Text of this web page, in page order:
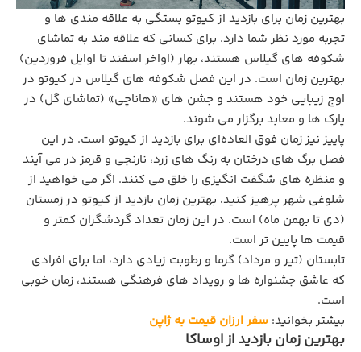
بهترین زمان برای بازدید از کیوتو بستگی به علاقه‌ مندی ‌ها و
تجربه‌ مورد نظر شما دارد. برای کسانی که علاقه ‌مند به تماشای
شکوفه‌ های گیلاس هستند، بهار (اواخر اسفند تا اوایل فروردین)
بهترین زمان است. در این فصل شکوفه‌ های گیلاس در کیوتو در
اوج زیبایی خود هستند و جشن‌ های «هاناچی» (تماشای گل) در
پارک ‌ها و معابد برگزار می ‌شوند.
پاییز نیز زمان فوق‌ العاده‌ای برای بازدید از کیوتو است. در این
فصل برگ ‌های درختان به رنگ‌ های زرد، نارنجی و قرمز در می‌ آیند
و منظره‌ های شگفت‌ انگیزی را خلق می‌ کنند. اگر می ‌خواهید از
شلوغی شهر پرهیز کنید، بهترین زمان بازدید از کیوتو در زمستان
(دی تا بهمن ماه) است. در این زمان تعداد گردشگران کمتر و
قیمت‌ ها پایین تر است.
تابستان (تیر و مرداد) گرما و رطوبت زیادی دارد، اما برای افرادی
که عاشق جشنواره ‌ها و رویداد های فرهنگی هستند، زمان خوبی
است.
بیشتر بخوانید: سفر ارزان قیمت به ژاپن
بهترین زمان بازدید از اوساکا